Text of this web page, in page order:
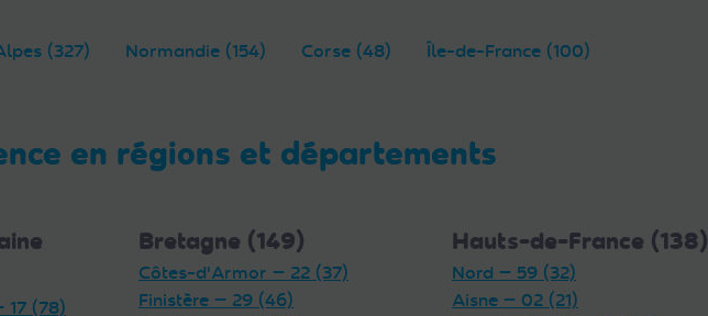
(327) Normandie (154) Corse (48) Île-de-France (100)
en régions et départements
17 (78)
Bretagne (149)
Côtes-d'Armor — 22 (37)
Finistère — 29 (46)
Hauts-de-France (138)
Nord — 59 (32)
Aisne — 02 (21)